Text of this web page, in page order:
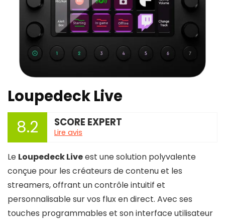
Loupedeck Live
8.2 SCORE EXPERT
Lire avis
Le Loupedeck Liveest une solution polyvalente
conçue pour les créateurs de contenu et les
streamers, offrant un contrôle intuitif et
personnalisable sur vos flux en direct. Avec ses
touches programmables et son interface utilisateur